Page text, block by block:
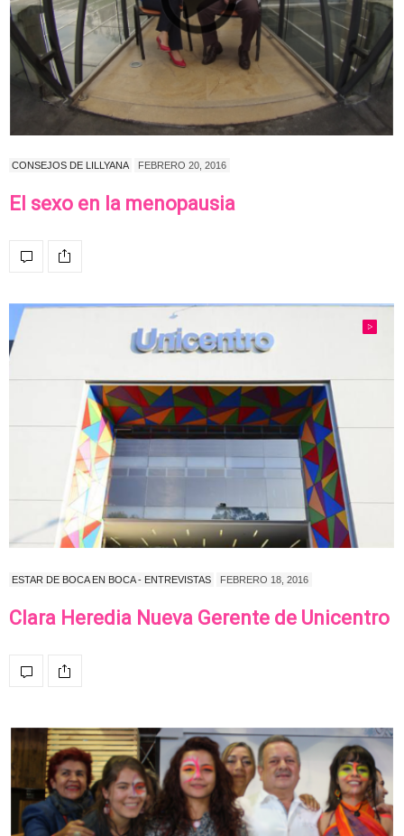
CONSEJOS DE LILLYANA FEBRERO 20, 2016
El sexo en la menopausia
ESTAR DE BOCA EN BOCA - ENTREVISTAS FEBRERO 18, 2016
Clara Heredia Nueva Gerente de Unicentro